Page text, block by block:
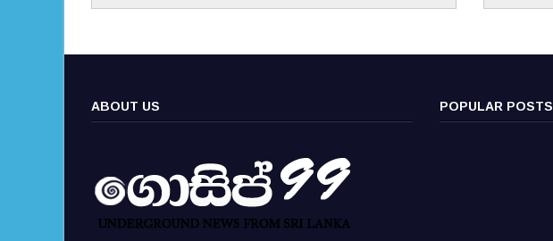
ABOUT US POPULAR POSTS